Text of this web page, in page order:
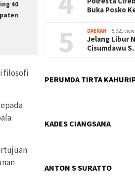
40
filosofi
Buka Posko
5 DAERAH 5,921
Jelang Libur
Cisumdawu
PERUMDA TIRTA
KADES CIANGSANA
ANTON S SURATTO